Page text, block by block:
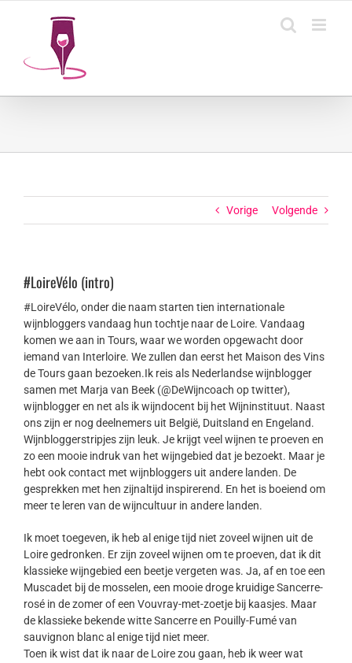
Vorige Volgende
#LoireVélo (intro)
#LoireVélo, onder die naam starten tien internationale
wijnbloggers vandaag hun tochtje naar de Loire. Vandaag
komen we aan in Tours, waar we worden opgewacht door
iemand van Interloire. We zullen dan eerst het Maison des Vins
de Tours gaan bezoeken.Ik reis als Nederlandse wijnblogger
samen met Marja van Beek (@DeWijncoach op twitter),
wijnblogger en net als ik wijndocent bij het Wijninstituut. Naast
ons zijn er nog deelnemers uit België, Duitsland en Engeland.
Wijnbloggerstripjes zijn leuk. Je krijgt veel wijnen te proeven en
zo een mooie indruk van het wijngebied dat je bezoekt. Maar je
hebt ook contact met wijnbloggers uit andere landen. De
gesprekken met hen zijnaltijd inspirerend. En het is boeiend om
meer te leren van de wijncultuur in andere landen.
Ik moet toegeven, ik heb al enige tijd niet zoveel wijnen uit de
Loire gedronken. Er zijn zoveel wijnen om te proeven, dat ik dit
klassieke wijngebied een beetje vergeten was. Ja, af en toe een
Muscadet bij de mosselen, een mooie droge kruidige Sancerre-
rosé in de zomer of een Vouvray-met-zoetje bij kaasjes. Maar
de klassieke bekende witte Sancerre en Pouilly-Fumé van
sauvignon blanc al enige tijd niet meer.
Toen ik wist dat ik naar de Loire zou gaan, heb ik weer wat